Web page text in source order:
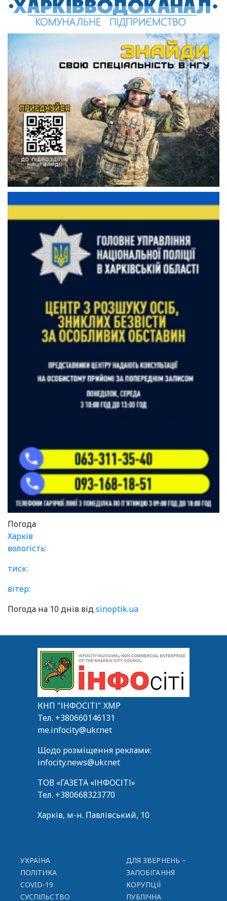
Погода
Харків
вологість:
тиск:
вітер:
Погода на 10 днів відsinoptik.ua
КНП "ІНФОСІТІ" ХМР
Тел. +380660146131
me.infocity@ukr.net
Щодо розміщення реклами:
infocity.news@ukr.net
ТОВ «ГАЗЕТА «ІНФОСІТІ»
Тел. +380668323770
Харків, м-н. Павлівський, 10
УКРАЇНА
ПОЛІТИКА
COVID-19
СУСПІЛЬСТВО
ДЛЯ ЗВЕРНЕНЬ –
ЗАПОБІГАННЯ
КОРУПЦІЇ
ПУБЛІЧНА